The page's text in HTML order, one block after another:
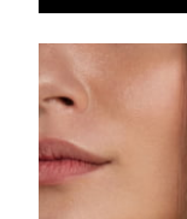
For
For
面
All
For
生髮
NEW
中國
哥倫比亞
克羅埃西亞
賽普勒斯